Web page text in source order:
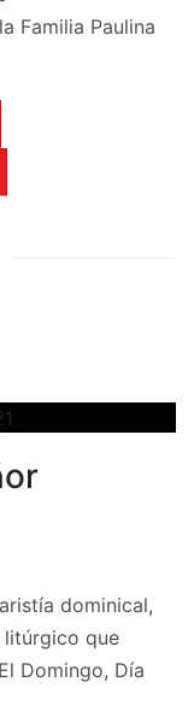
Familia Paulina
dominical,
litúrgico que
Domingo, Día